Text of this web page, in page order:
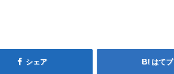
シェア はてブ